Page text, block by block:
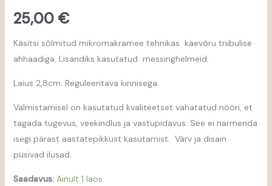
25,00 €
Käsitsi sõlmitud mikromakramee tehnikas käevõru triibulise
ahhaadiga. Lisandiks kasutatud messinghelmeid.
Laius 2,8cm. Reguleeritava kinnisega.
Valmistamisel on kasutatud kvaliteetset vahatatud nööri, et
tagada tugevus, veekindlus ja vastupidavus. See ei narmenda
isegi pärast aastatepikkust kasutamist. Värv ja disain
püsivad ilusad.
Saadavus: Ainult 1 laos